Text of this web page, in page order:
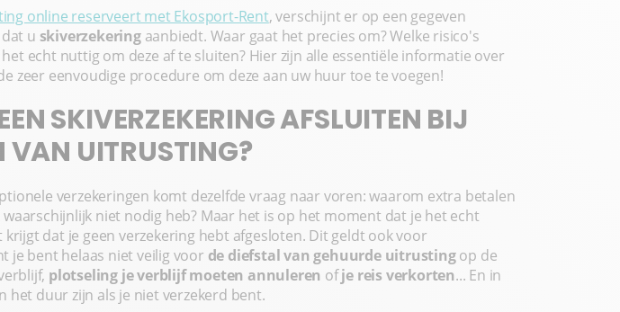
online reserveert met Ekosport-Rent, verschijnt er op een gegeven
u skiverzekeringaanbiedt. Waar gaat het precies om? Welke risico's
echt nuttig om deze af te sluiten? Hier zijn alle essentiële informatie over
zeer eenvoudige procedure om deze aan uw huur toe te voegen!
SKIVERZEKERING AFSLUITEN BIJ
VAN UITRUSTING?
verzekeringen komt dezelfde vraag naar voren: waarom extra betalen
niet nodig heb? Maar het is op het moment dat je het echt
dat je geen verzekering hebt afgesloten. Dit geldt ook voor
je bent helaas niet veilig voor de diefstal van gehuurde uitrustingop de
plotseling je verblijf moeten annuleren ofje reis verkorten... En in
het duur zijn als je niet verzekerd bent.